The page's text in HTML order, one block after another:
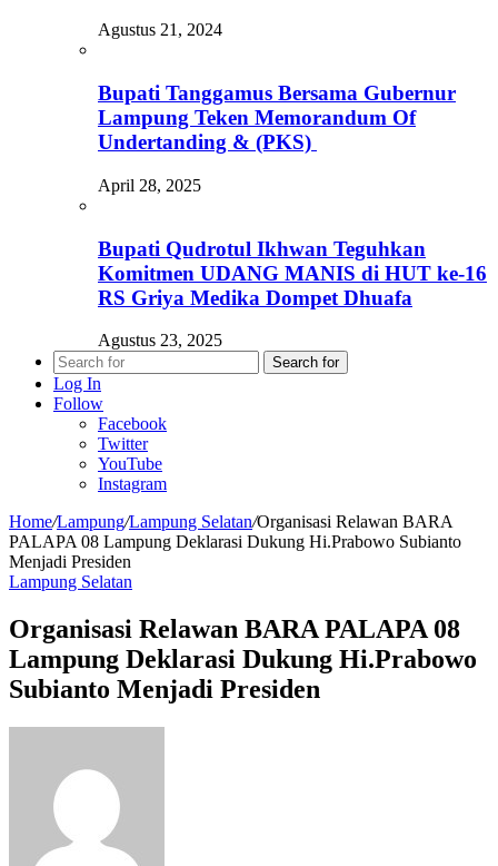
Agustus 21, 2024
Bupati Tanggamus Bersama Gubernur
Lampung Teken Memorandum Of
Undertanding & (PKS)
April 28, 2025
Bupati Qudrotul Ikhwan Teguhkan
Komitmen UDANG MANIS di HUT ke-16
RS Griya Medika Dompet Dhuafa
Agustus 23, 2025
Search for
Log In
Follow
Facebook
Twitter
YouTube
Instagram
Home/Lampung/Lampung Selatan/Organisasi Relawan BARA
PALAPA 08 Lampung Deklarasi Dukung Hi.Prabowo Subianto
Menjadi Presiden
Lampung Selatan
Organisasi Relawan BARA PALAPA 08
Lampung Deklarasi Dukung Hi.Prabowo
Subianto Menjadi Presiden